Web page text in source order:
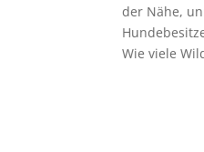
der Nähe,
Wie viele